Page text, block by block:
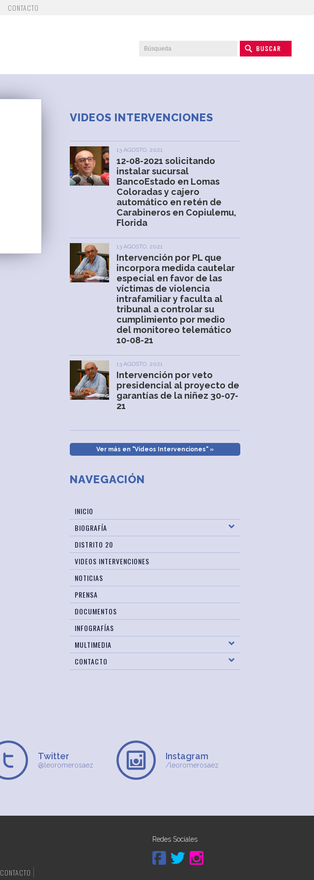
CONTACTO
VIDEOS INTERVENCIONES
13 AGOSTO, 2021
12-08-2021 solicitando
instalar sucursal
BancoEstado en Lomas
Coloradas y cajero
automático en retén de
Carabineros en Copiulemu,
Florida
13 AGOSTO, 2021
Intervención por PL que
incorpora medida cautelar
especial en favor de las
víctimas de violencia
intrafamiliar y faculta al
tribunal a controlar su
cumplimiento por medio
del monitoreo telemático
10-08-21
13 AGOSTO, 2021
Intervención por veto
presidencial al proyecto de
garantías de la niñez 30-07-
21
Ver más en "Videos Intervenciones" »
NAVEGACIÓN
INICIO
BIOGRAFÍA
DISTRITO 20
VIDEOS INTERVENCIONES
NOTICIAS
PRENSA
DOCUMENTOS
INFOGRAFÍAS
MULTIMEDIA
CONTACTO
Twitter
@leoromerosaez
Instagram
/leoromerosaez
CONTACTO
Redes Sociales